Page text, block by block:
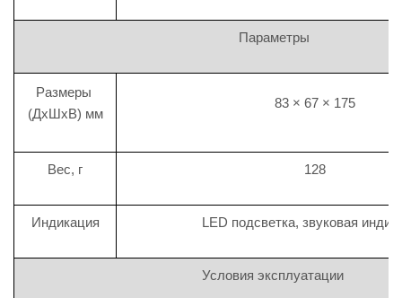
Параметры
Размеры
(ДхШхВ) мм
83 × 67 × 175
Bec, г 128
Индикация LED подсветка, звуковая
Условия эксплуатации